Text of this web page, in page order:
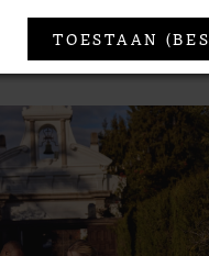
TOESTAAN